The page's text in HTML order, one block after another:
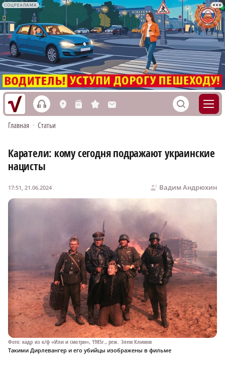
СОЦРЕКЛАМА
h L n s M S
Главная • Статьи
Каратели: кому сегодня подражают украинские
нацисты
Вадим Андрюхин
17:51, 21.06.2024
Фото: кадр из к/ф «Или и смотри», 1985г., реж. Элем Климов
Такими Дирлевангер и его убийцы изображены в фильме